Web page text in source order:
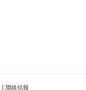
聯絡信報